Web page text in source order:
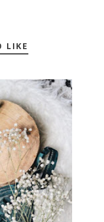
LIKE